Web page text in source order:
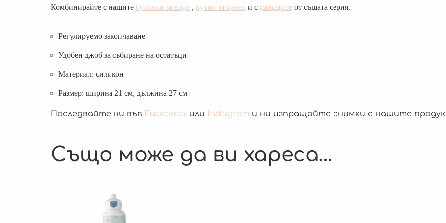
Комбинирайте с нашите бутилки за вода , кутии за храна и с раниците от същата серия.
Регулируемо закопчаване
Удобен джоб за събиране на остатъци
Материал: силикон
Размер: ширина 21 см, дължина 27 см
Последвайте ни във Facebook или Instagram и ни изпращайте снимки с нашите
Също може да ви хареса…